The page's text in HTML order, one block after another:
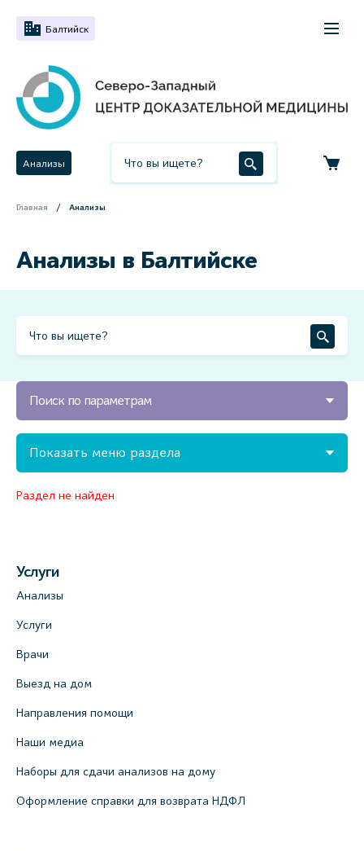
Балтийск
Анализы
Главная Анализы
Анализы в Балтийске
Поиск по параметрам
Показать меню раздела
Раздел не найден
Услуги
Анализы
Услуги
Врачи
Выезд на дом
Направления помощи
Наши медиа
Наборы для сдачи анализов на дому
Оформление справки для возврата НДФЛ